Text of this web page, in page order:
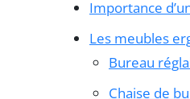
Importance
Les meubles
Bureau
Chaise de